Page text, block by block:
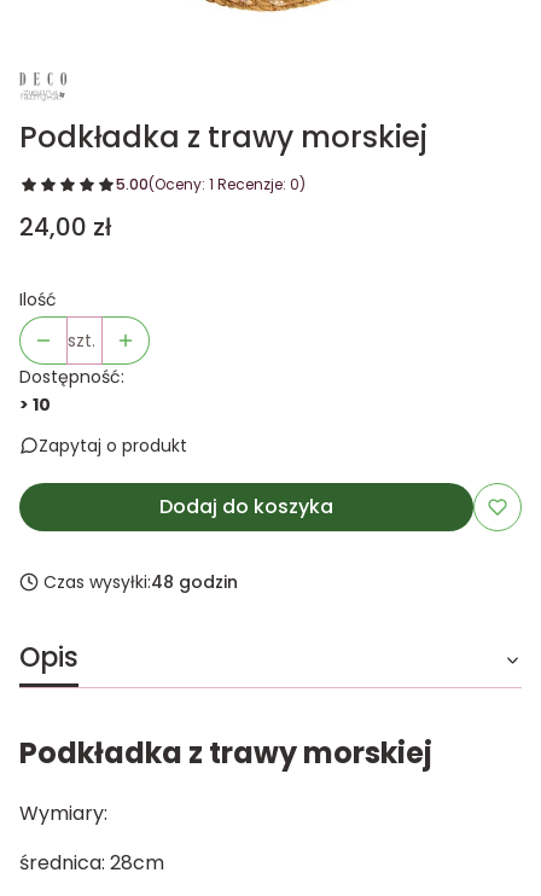
Podkładka z trawy morskiej
5.00(Oceny: 1 Recenzje: 0)
Cena
24,00 zł
Ilość
szt.
Dostępność:
> 10
Zapytaj o produkt
Dodaj do koszyka
Czas wysyłki:48 godzin
Opis
Podkładka z trawy morskiej
Wymiary:
średnica: 28cm